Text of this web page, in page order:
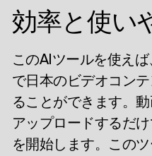
効率と使い
このAIツールを使え
で日本のビデオコン
ることができます。
アップロードするだ
を開始します。この